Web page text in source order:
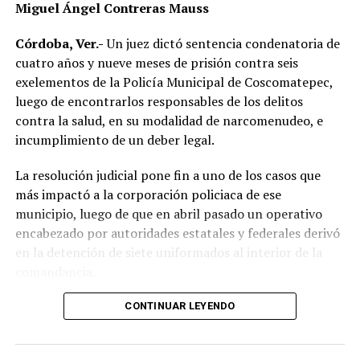
conocimiento del accidente, realizar el peritaje
correspondiente y deslindar responsabilidades.
Las autoridades no descartaron que las condiciones del
clima hayan influido en el percance, ya que durante la
tarde se registraron lluvias que dejaron el pavimento
mojado y con menor adherencia.
parte de las investigaciones para determinar la
mecánica del accidente y establecer si existió
responsabilidad por parte de alguno de los conductores.
Las autoridades exhortaron a los automovilistas y
límites de velocidad y aumentar la distancia de
seguridad entre vehículos, especialmente durante la
Miguel Ángel Contreras Mauss
Córdoba, Ver.-Un juez dictó sentencia condenatoria de
cuatro años y nueve meses de prisión contra seis
exelementos de la Policía Municipal de Coscomatepec,
luego de encontrarlos responsables de los delitos
contra la salud, en su modalidad de narcomenudeo, e
incumplimiento de un deber legal.
La resolución judicial pone fin a uno de los casos que
más impactó a la corporación policiaca de ese
municipio, luego de que en abril pasado un operativo
encabezado por autoridades estatales y federales derivó
en la detención de siete uniformados al interior de la
La intervención se realizó el 10 de abril mediante un
elementos de la Secretaría de Marina (Semar) y de la
CONTINUAR LEYENDO